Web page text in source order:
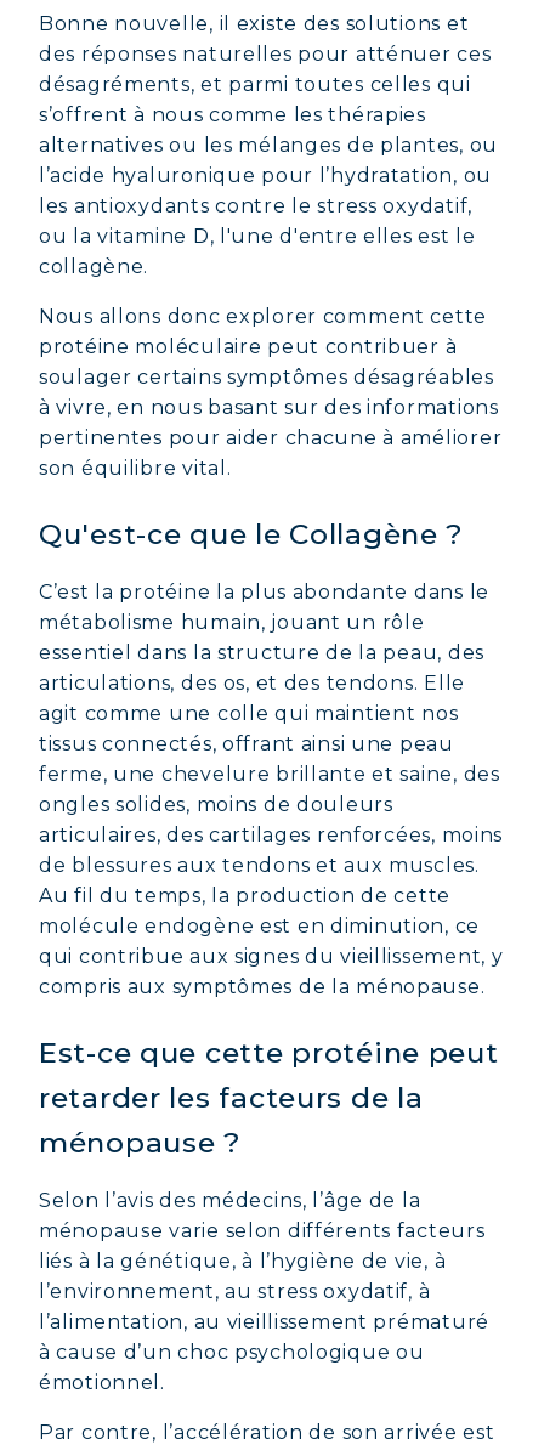
Bonne nouvelle, il existe des solutions et
des réponses naturelles pour atténuer ces
désagréments, et parmi toutes celles qui
s’offrent à nous comme les thérapies
alternatives ou les mélanges de plantes, ou
l’acide hyaluronique pour l’hydratation, ou
les antioxydants contre le stress oxydatif,
ou la vitamine D, l'une d'entre elles est le
collagène.
Nous allons donc explorer comment cette
protéine moléculaire peut contribuer à
soulager certains symptômes désagréables
à vivre, en nous basant sur des informations
pertinentes pour aider chacune à améliorer
son équilibre vital.
Qu'est-ce que le Collagène ?
C’est la protéine la plus abondante dans le
métabolisme humain, jouant un rôle
essentiel dans la structure de la peau, des
articulations, des os, et des tendons. Elle
agit comme une colle qui maintient nos
tissus connectés, offrant ainsi une peau
ferme, une chevelure brillante et saine, des
ongles solides, moins de douleurs
articulaires, des cartilages renforcées, moins
de blessures aux tendons et aux muscles.
Au fil du temps, la production de cette
molécule endogène est en diminution, ce
qui contribue aux signes du vieillissement, y
compris aux symptômes de la ménopause.
Est-ce que cette protéine peut
retarder les facteurs de la
ménopause ?
Selon l’avis des médecins, l’âge de la
ménopause varie selon différents facteurs
liés à la génétique, à l’hygiène de vie, à
l’environnement, au stress oxydatif, à
l’alimentation, au vieillissement prématuré
à cause d’un choc psychologique ou
émotionnel.
Par contre, l’accélération de son arrivée est